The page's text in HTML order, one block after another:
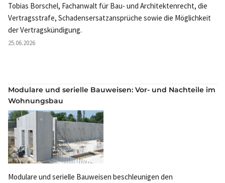
Tobias Borschel, Fachanwalt für Bau- und Architektenrecht, die
Vertragsstrafe, Schadensersatzansprüche sowie die Möglichkeit
der Vertragskündigung.
25.06.2026
Modulare und serielle Bauweisen: Vor- und Nachteile im
Wohnungsbau
Modulare und serielle Bauweisen beschleunigen den